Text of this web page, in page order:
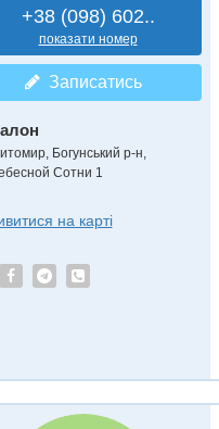
+38 (098) 602..
показати номер
Записатись
Богунський р-н,
Сотни 1
на карті